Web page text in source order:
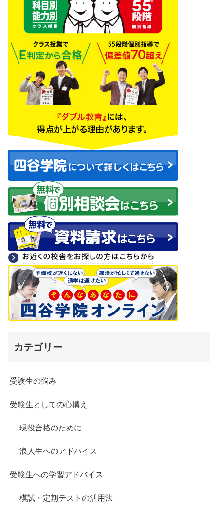
カテゴリー
受験生の悩み
受験生としての心構え
現役合格のために
浪人生へのアドバイス
受験生への学習アドバイス
模試・定期テストの活用法